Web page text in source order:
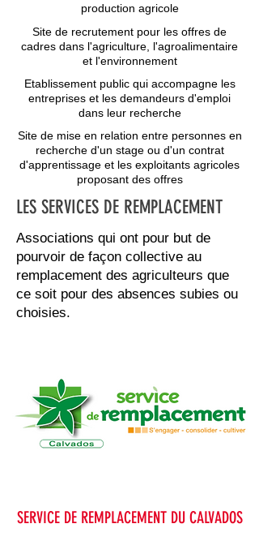
production agricole
Site de recrutement pour les offres de
cadres dans l'agriculture, l'agroalimentaire
et l'environnement
Etablissement public qui accompagne les
entreprises et les demandeurs d'emploi
dans leur recherche
Site de mise en relation entre personnes en
recherche d'un stage ou d'un contrat
d'apprentissage et les exploitants agricoles
proposant des offres
LES SERVICES DE REMPLACEMENT
Associations qui ont pour but de
pourvoir de façon collective au
remplacement des agriculteurs que
ce soit pour des absences subies ou
choisies.
SERVICE DE REMPLACEMENT DU CALVADOS